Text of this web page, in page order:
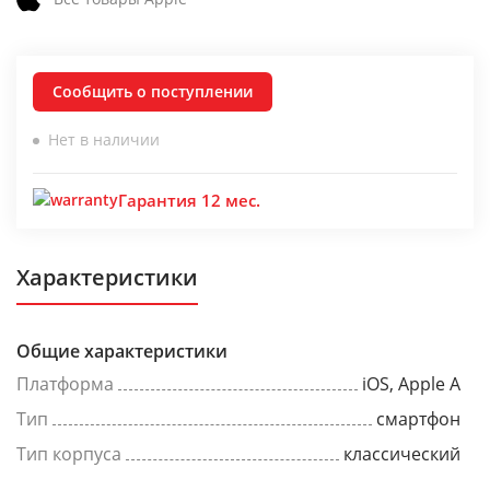
Сообщить о поступлении
Нет в наличии
Гарантия 12 мес.
Характеристики
Общие характеристики
Платформа
iOS, Apple A
Тип
смартфон
Тип корпуса
классический